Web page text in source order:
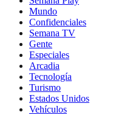
Mundo
Confidenciales
Semana TV
Gente
Especiales
Arcadia
Tecnología
Turismo
Estados Unidos
Vehículos